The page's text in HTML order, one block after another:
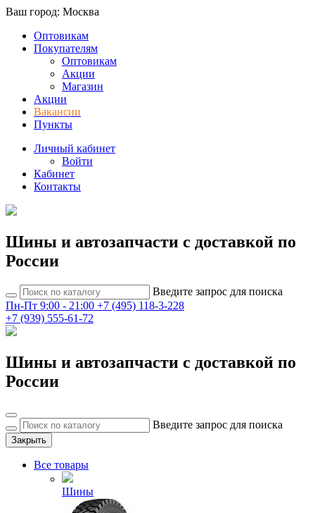
Ваш город: Москва
Оптовикам
Покупателям
Оптовикам
Акции
Магазин
Акции
Вакансии
Пункты
Личный кабинет
Войти
Кабинет
Контакты
Шины и автозапчасти с доставкой по
России
Введите запрос для поиска
Пн-Пт 9:00 - 21:00 +7 (495) 118-3-228
+7 (939) 555-61-72
Шины и автозапчасти с доставкой по
России
Введите запрос для поиска
Закрыть
Все товары
Шины